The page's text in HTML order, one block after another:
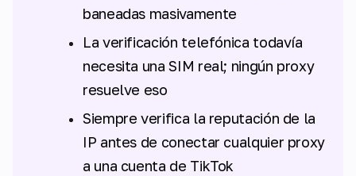
baneadas masivamente
La verificación telefónica todavía
necesita una SIM real; ningún proxy
resuelve eso
Siempre verifica la reputación de la
IP antes de conectar cualquier proxy
a una cuenta de TikTok